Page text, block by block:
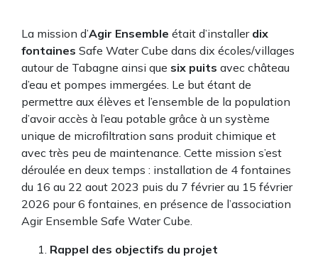
La mission d’Agir Ensemble était d’installer dix
fontaines Safe Water Cube dans dix écoles/villages
autour de Tabagne ainsi que six puits avec château
d’eau et pompes immergées. Le but étant de
permettre aux élèves et l’ensemble de la population
d’avoir accès à l’eau potable grâce à un système
unique de microfiltration sans produit chimique et
avec très peu de maintenance. Cette mission s’est
déroulée en deux temps : installation de 4 fontaines
du 16 au 22 aout 2023 puis du 7 février au 15 février
2026 pour 6 fontaines, en présence de l’association
Agir Ensemble Safe Water Cube.
Rappel des objectifs du projet